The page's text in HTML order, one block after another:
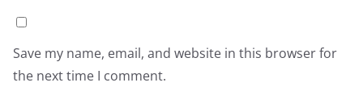
Save my name, email, and website in this browser for
the next time I comment.